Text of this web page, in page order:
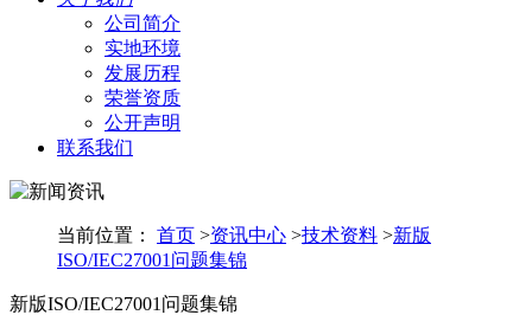
公司简介
实地环境
发展历程
荣誉资质
公开声明
联系我们
当前位置： 首页 >资讯中心 >技术资料 >新版
ISO/IEC27001问题集锦
新版ISO/IEC27001问题集锦